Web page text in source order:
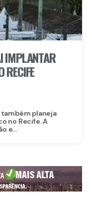
IMPLANTAR
RECIFE
também planeja
no Recife. A
e...